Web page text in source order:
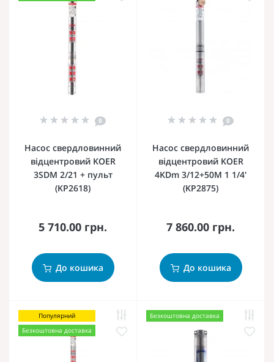
0
Насос свердловинний
відцентровий KOER
3SDM 2/21 + пульт
(KP2618)
5 710.00 грн.
До кошика
0
Насос свердловинний
відцентровий KOER
4KDm 3/12+50М 1 1/4'
(KP2875)
7 860.00 грн.
До кошика
Популярний
Безкоштовна доставка
Безкоштовна доставка